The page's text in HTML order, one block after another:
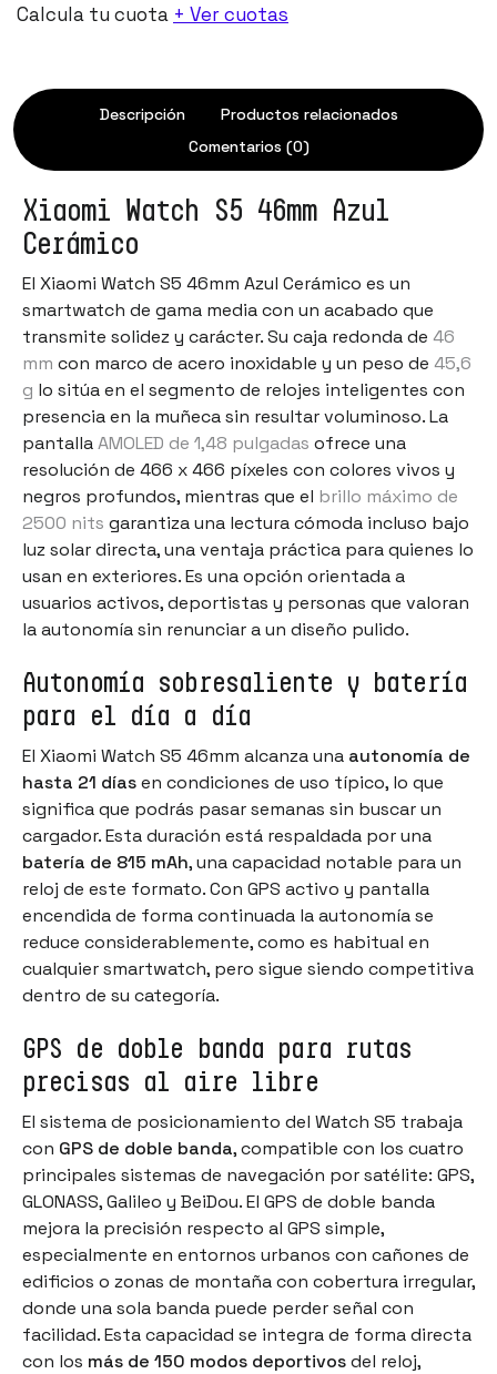
Calcula tu cuota + Ver cuotas
Descripción
Productos relacionados
Comentarios (0)
Xiaomi Watch S5 46mm Azul
Cerámico
El Xiaomi Watch S5 46mm Azul Cerámico es un
smartwatch de gama media con un acabado que
transmite solidez y carácter. Su caja redonda de 46
mm con marco de acero inoxidable y un peso de 45,6
g lo sitúa en el segmento de relojes inteligentes con
presencia en la muñeca sin resultar voluminoso. La
pantallaAMOLED de 1,48 pulgadas ofrece una
resolución de 466 x 466 píxeles con colores vivos y
negros profundos, mientras que el brillo máximo de
2500 nits garantiza una lectura cómoda incluso bajo
luz solar directa, una ventaja práctica para quienes lo
usan en exteriores. Es una opción orientada a
usuarios activos, deportistas y personas que valoran
la autonomía sin renunciar a un diseño pulido.
Autonomía sobresaliente y batería
para el día a día
El Xiaomi Watch S5 46mm alcanza una autonomía de
hasta 21 díasen condiciones de uso típico, lo que
significa que podrás pasar semanas sin buscar un
cargador. Esta duración está respaldada por una
batería de 815 mAh, una capacidad notable para un
reloj de este formato. Con GPS activo y pantalla
encendida de forma continuada la autonomía se
reduce considerablemente, como es habitual en
cualquier smartwatch, pero sigue siendo competitiva
dentro de su categoría.
GPS de doble banda para rutas
precisas al aire libre
El sistema de posicionamiento del Watch S5 trabaja
con GPS de doble banda, compatible con los cuatro
principales sistemas de navegación por satélite: GPS,
GLONASS, Galileo y BeiDou. El GPS de doble banda
mejora la precisión respecto al GPS simple,
especialmente en entornos urbanos con cañones de
edificios o zonas de montaña con cobertura irregular,
donde una sola banda puede perder señal con
facilidad. Esta capacidad se integra de forma directa
con los más de 150 modos deportivosdel reloj,